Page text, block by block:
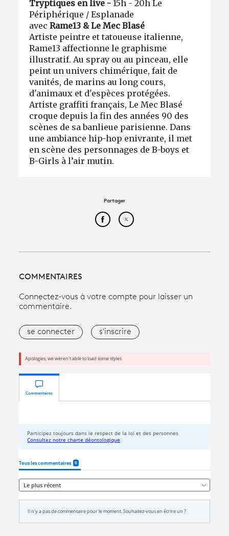
Tryptiques en live -15h - 20h Le
Périphérique / Esplanade
avecRame13 & Le Mec Blasé
Artiste peintre et tatoueuse italienne,
Rame13 affectionne le graphisme
illustratif. Au spray ou au pinceau, elle
peint un univers chimérique, fait de
vanités, de marins au long cours,
d'animaux et d'espèces protégées.
Artiste graffiti français, Le Mec Blasé
croque depuis la fin des années 90 des
scènes de sa banlieue parisienne. Dans
une ambiance hip-hop enivrante, il met
en scène des personnages de B-boys et
B-Girls à l’air mutin.
Partager
Partager cet article sur
Partager cet article sur
COMMENTAIRES
Connectez-vous à votre compte pour laisser un
commentaire.
se connecter s'inscrire